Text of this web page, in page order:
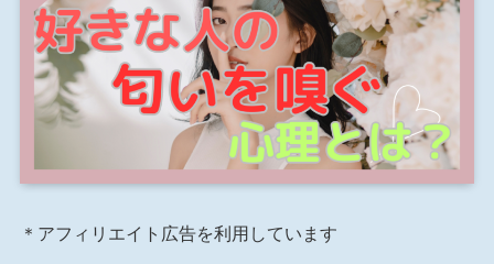
＊アフィリエイト広告を利用しています